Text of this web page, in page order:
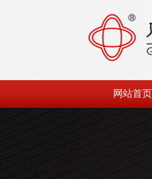
网站首页